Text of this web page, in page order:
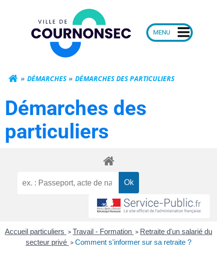
Mairie de
DÉMARCHES DÉMARCHES DES PARTICULIERS
Démarches des
particuliers
Accueil particuliers > Travail - Formation > Retraite d'un salarié du
secteur privé > Comment s'informer sur sa retraite ?